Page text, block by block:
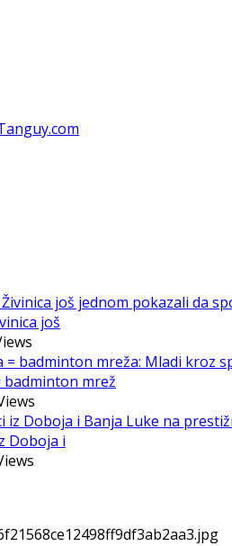
još
badminton mrež
Doboja i